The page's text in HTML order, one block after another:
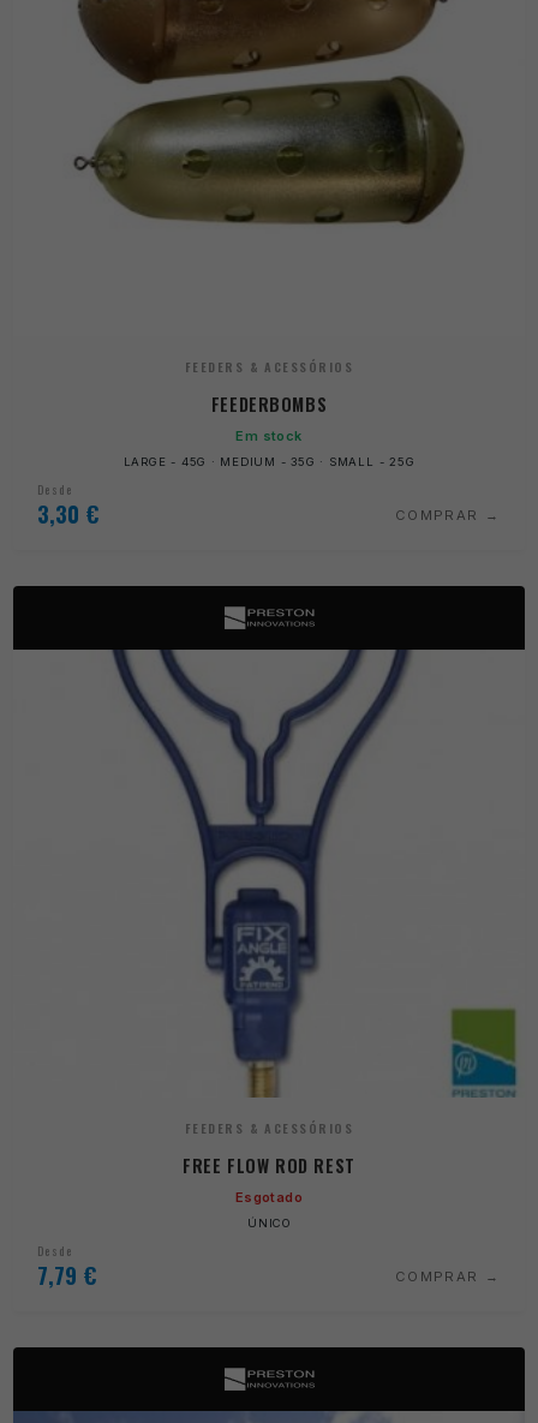
FEEDERS & ACESSÓRIOS
FEEDERBOMBS
Em stock
LARGE - 45G · MEDIUM - 35G · SMALL - 25G
Desde
3,30 € COMPRAR
FEEDERS & ACESSÓRIOS
FREE FLOW ROD REST
Esgotado
ÚNICO
Desde
7,79 € COMPRAR